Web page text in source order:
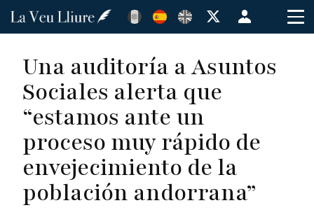
Pasar
principal
Menú
de
cuenta
de
Una auditoría a Asuntos
Sociales alerta que
“estamos ante un
proceso muy rápido de
envejecimiento de la
población andorrana”